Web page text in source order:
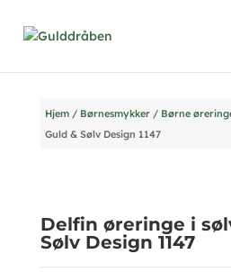
Hjem/ Børnesmykker/ Børne
Guld & Sølv Design 1147
Delfin øreringe i
Sølv Design 1147